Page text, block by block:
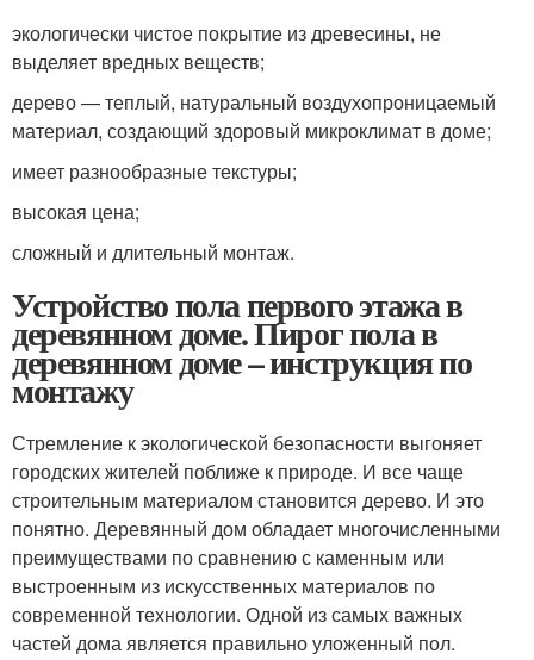
экологически чистое покрытие из древесины, не
выделяет вредных веществ;
дерево — теплый, натуральный воздухопроницаемый
материал, создающий здоровый микроклимат в доме;
имеет разнообразные текстуры;
высокая цена;
сложный и длительный монтаж.
Устройство пола первого этажа в
деревянном доме. Пирог пола в
деревянном доме – инструкция по
монтажу
Стремление к экологической безопасности выгоняет
городских жителей поближе к природе. И все чаще
строительным материалом становится дерево. И это
понятно. Деревянный дом обладает многочисленными
преимуществами по сравнению с каменным или
выстроенным из искусственных материалов по
современной технологии. Одной из самых важных
частей дома является правильно уложенный пол.